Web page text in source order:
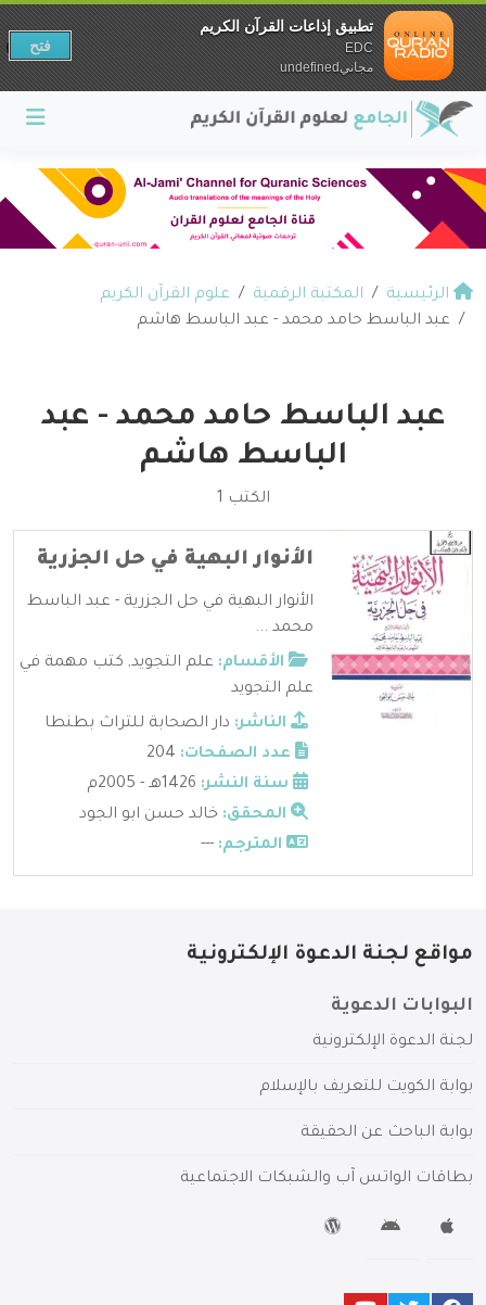
الرئيسية المكتبة الرقمية
علوم القرآن الكريم
عبد الباسط حامد محمد - عبد الباسط هاشم
عبد الباسط حامد محمد - عبد
الباسط هاشم
الكتب 1
الأنوار البهية في حل الجزرية
الأنوار البهية في حل الجزرية - عبد الباسط
محمد ...
الأقسام: علم التجويد, كتب مهمة في
علم التجويد
الناشر: دار الصحابة للتراث بطنطا
عدد الصفحات:
سنة النشر:
المحقق: خالد حسن ابو الجود
المترجم: ---
مواقع لجنة الدعوة الإلكترونية
البوابات الدعوية
لجنة الدعوة الإلكترونية
بوابة الكويت للتعريف بالإسلام
بوابة الباحث عن الحقيقة
بطاقات الواتس آب والشبكات الاجتماعية
تطبيق إذاعات القرآن الكريم
EDC
مجانيundefined
فتح